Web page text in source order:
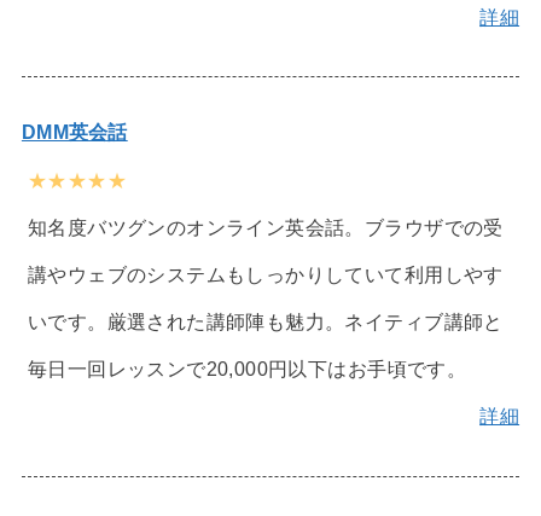
詳細
DMM英会話
★★★★★
知名度バツグンのオンライン英会話。ブラウザでの受
講やウェブのシステムもしっかりしていて利用しやす
いです。厳選された講師陣も魅力。ネイティブ講師と
毎日一回レッスンで20,000円以下はお手頃です。
詳細